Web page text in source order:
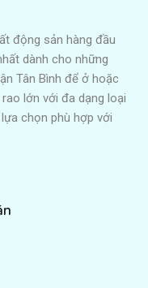
động sản hàng đầu
dành cho những
Tân Bình để ở hoặc
lớn với đa dạng loại
chọn phù hợp với